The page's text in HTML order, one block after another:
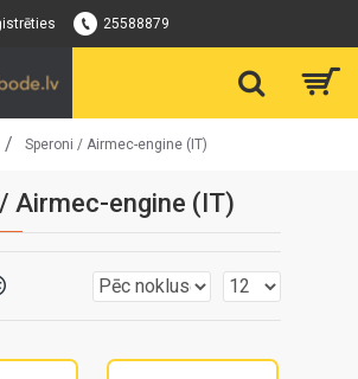
25588879
Speroni / Airmec-engine (IT)
Airmec-engine (IT)